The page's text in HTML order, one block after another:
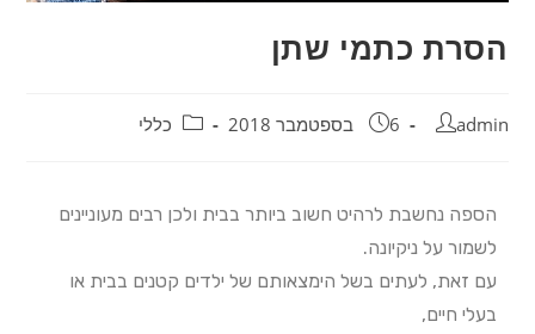
הסרת כתמי שתן
admin 6 בספטמבר 2018 כללי
הספה נחשבת לרהיט חשוב ביותר בבית ולכן רבים מעוניינים
לשמור על ניקיונה.
עם זאת, לעתים בשל הימצאותם של ילדים קטנים בבית או
בעלי חיים,